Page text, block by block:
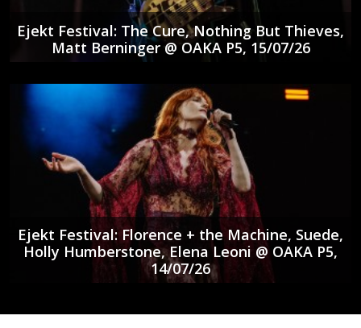
Ejekt Festival: The Cure, Nothing But Thieves,
Matt Berninger @ ΟΑΚΑ P5, 15/07/26
Ejekt Festival: Florence + the Machine, Suede,
Holly Humberstone, Elena Leoni @ ΟΑΚΑ P5,
14/07/26